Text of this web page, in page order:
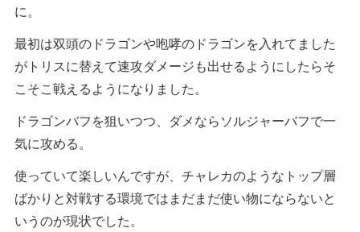
に。
最初は双頭のドラゴンや咆哮のドラゴンを入れてました
がトリスに替えて速攻ダメージも出せるようにしたらそ
こそこ戦えるようになりました。
ドラゴンバフを狙いつつ、ダメならソルジャーバフで一
気に攻める。
使っていて楽しいんですが、チャレカのようなトップ層
ばかりと対戦する環境ではまだまだ使い物にならないと
いうのが現状でした。